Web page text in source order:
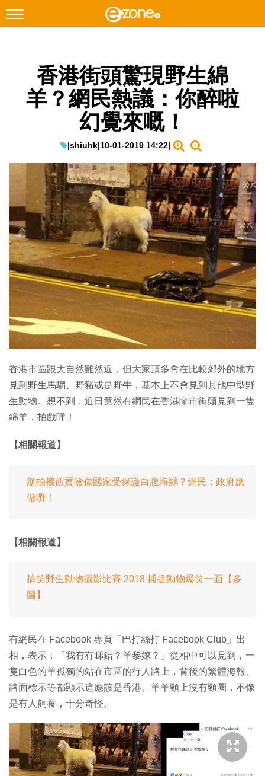
Facebook Instagram
科技焦點
教學評測
IT Times
生成式AI與雲端應用
Enterprise Digital Transformation
特集
香港街頭驚現野生綿
羊？網民熱議：你醉啦
幻覺來嘅！
|shiuhk|10-01-2019 14:22|
香港市區跟大自然雖然近，但大家頂多會在比較郊外的地方
見到野生馬騮、野豬或是野牛，基本上不會見到其他中型野
生動物。想不到，近日竟然有網民在香港鬧市街頭見到一隻
綿羊，拍戲咩！
【相關報道】
航拍機西貢險傷國家受保護白腹海鷗？網民：政府應
做嘢！
【相關報道】
搞笑野生動物攝影比賽 2018 捕捉動物爆笑一面【多
圖】
有網民在 Facebook 專頁「巴打絲打 Facebook Club」出
相，表示：「我有冇睇錯？羊黎嫁？」從相中可以見到，一
隻白色的羊孤獨的站在市區的行人路上，背後的繁體海報、
路面標示等都顯示這應該是香港。羊羊頸上沒有頸圈，不像
是有人飼養，十分奇怪。